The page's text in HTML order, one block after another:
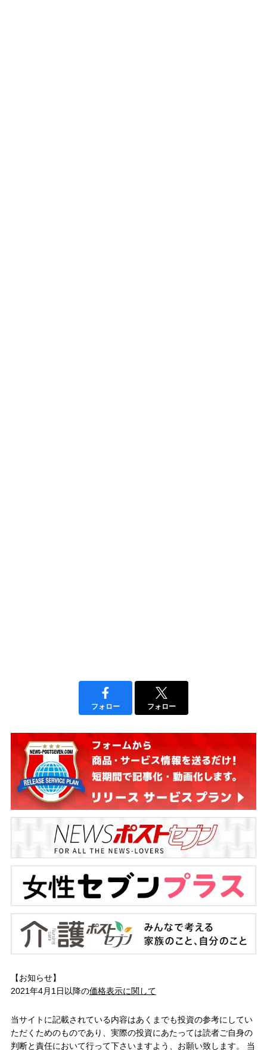
フォロー フォロー
【お知らせ】
2021年4月1日以降の価格表示に関して
当サイトに記載されている内容はあくまでも投資の参考にしてい
ただくためのものであり、実際の投資にあたっては読者ご自身の
判断と責任において行って下さいますよう、お願い致します。 当